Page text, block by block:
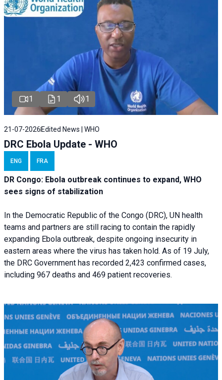
1 1 1
21-07-2026 Edited News | WHO
DRC Ebola Update - WHO
ENG FRA
DR Congo: Ebola outbreak continues to expand, WHO
sees signs of stabilization
In the Democratic Republic of the Congo (DRC), UN health
teams and partners are still racing to contain the rapidly
expanding Ebola outbreak, despite ongoing insecurity in
eastern areas where the virus has taken hold. As of 19 July,
the DRC Government has recorded 2,423 confirmed cases,
including 967 deaths and 469 patient recoveries.